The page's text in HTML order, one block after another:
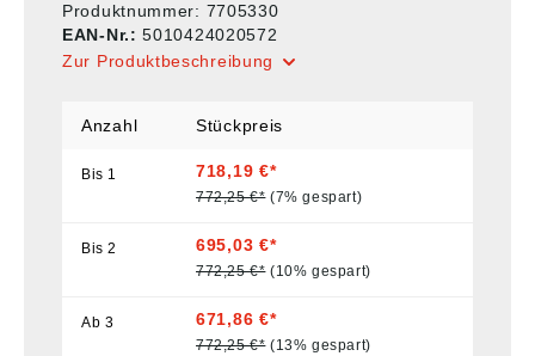
Produktnummer: 7705330
EAN-Nr.:5010424020572
Zur Produktbeschreibung
Anzahl Stückpreis
Bis 1 718,19 €*
772,25 €* (7% gespart)
Bis2 695,03 €*
772,25 €* (10% gespart)
Ab 3 671,86 €*
772,25 €* (13% gespart)